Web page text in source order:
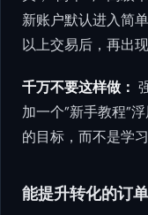
新账户默认进入简
以上交易后，再出
千万不要这样做：
加一个”新手教程”
的目标，而不是学习
能提升转化的订